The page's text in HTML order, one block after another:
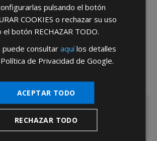
pulsando el botón
COOKIES o rechazar su uso
el botón RECHAZAR TODO.
puede consultaraquílos detalles
de Privacidad de Google.
ACEPTAR TODO
RECHAZAR TODO